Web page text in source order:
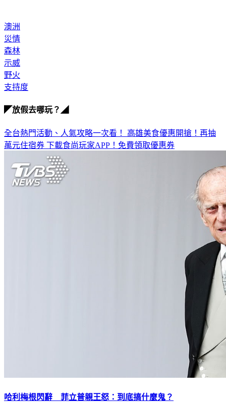
澳洲
災情
森林
示威
野火
支持度
◤放假去哪玩？◢
全台熱門活動、人氣攻略一次看！ 高雄美食優惠開搶！再抽
萬元住宿券 下載食尚玩家APP！免費領取優惠券
哈利梅根閃辭 菲立普親王怒：到底搞什麼鬼？